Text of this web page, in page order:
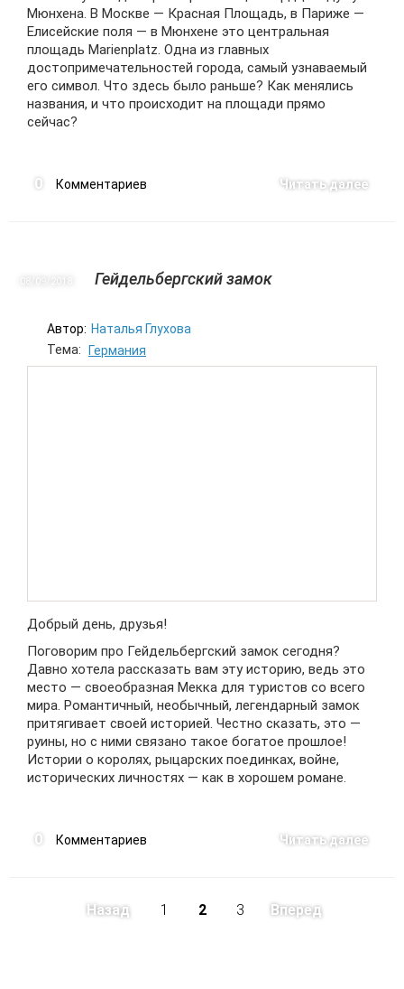
Мюнхена. В Москве — Красная Площадь, в Париже —
Елисейские поля — в Мюнхене это центральная
площадь Marienplatz. Одна из главных
достопримечательностей города, самый узнаваемый
его символ. Что здесь было раньше? Как менялись
названия, и что происходит на площади прямо
сейчас?
0 Комментариев Читать далее
Гейдельбергский замок
08/09
Автор: Наталья Глухова
Тема:
Германия
Добрый день, друзья!
Поговорим про Гейдельбергский замок сегодня?
Давно хотела рассказать вам эту историю, ведь это
место — своеобразная Мекка для туристов со всего
мира. Романтичный, необычный, легендарный замок
притягивает своей историей. Честно сказать, это —
руины, но с ними связано такое богатое прошлое!
Истории о королях, рыцарских поединках, войне,
исторических личностях — как в хорошем романе.
0 Комментариев Читать далее
Назад 1 2 3 Вперед